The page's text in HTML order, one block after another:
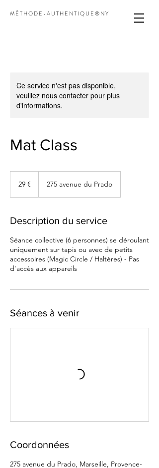
M É T H O D E - A U T H E N T I Q U E ® N Y
Ce service n'est pas disponible,
veuillez nous contacter pour plus
d'informations.
Mat Class
29 € 275 avenue du Prado
Description du service
Séance collective (6 personnes) se déroulant
uniquement sur tapis ou avec de petits
accessoires (Magic Circle / Haltères) - Pas
d'accès aux appareils
Séances à venir
Coordonnées
275 avenue du Prado, Marseille, Provence-